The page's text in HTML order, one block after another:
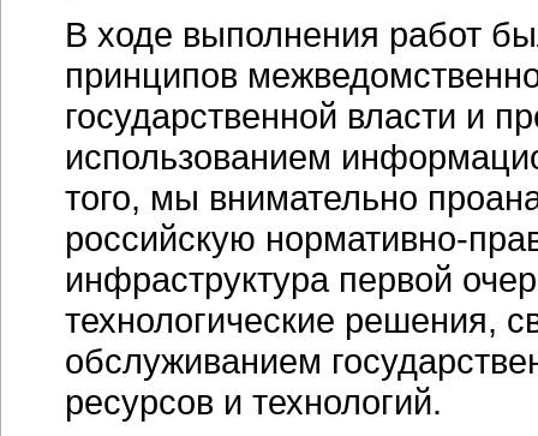
В ходе выполнения работ
принципов
государственной власти и
использованием
того, мы внимательно
российскую нормативно-
инфраструктура первой
технологические решения,
обслуживанием
ресурсов и технологий.